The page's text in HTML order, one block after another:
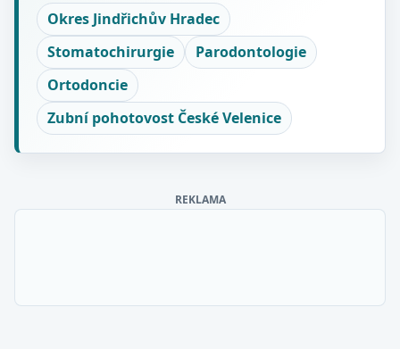
Okres Jindřichův Hradec
Stomatochirurgie
Parodontologie
Ortodoncie
Zubní pohotovost České Velenice
REKLAMA